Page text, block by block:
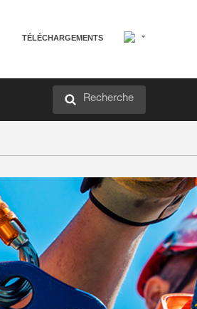
TÉLÉCHARGEMENTS
Recherche